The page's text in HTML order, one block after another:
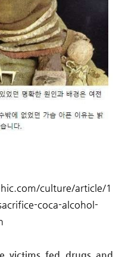
culture/article/1
coca-alcohol-